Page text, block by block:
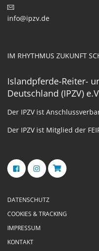
info@ipzv.de
IM RHYTHMUS ZUKUNFT
Islandpferde-Reiter-
Deutschland (IPZV)
Der IPZV ist
Der IPZV ist Mitglied der
DATENSCHUTZ
COOKIES & TRACKING
IMPRESSUM
KONTAKT